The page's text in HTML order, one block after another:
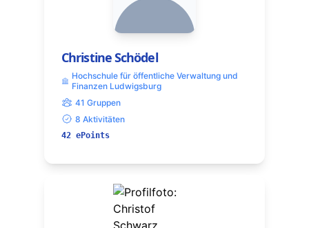
Christine Schödel
Hochschule für öffentliche Verwaltung und
Finanzen Ludwigsburg
41 Gruppen
8 Aktivitäten
42 ePoints